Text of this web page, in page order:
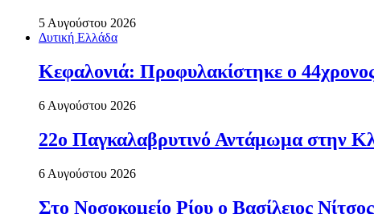
5 Αυγούστου 2026
Δυτική Ελλάδα
Κεφαλονιά: Προφυλακίστηκε ο
6 Αυγούστου 2026
22ο Παγκαλαβρυτινό Αντάμωμα στην
6 Αυγούστου 2026
Στο Νοσοκομείο Ρίου ο Βασίλειος